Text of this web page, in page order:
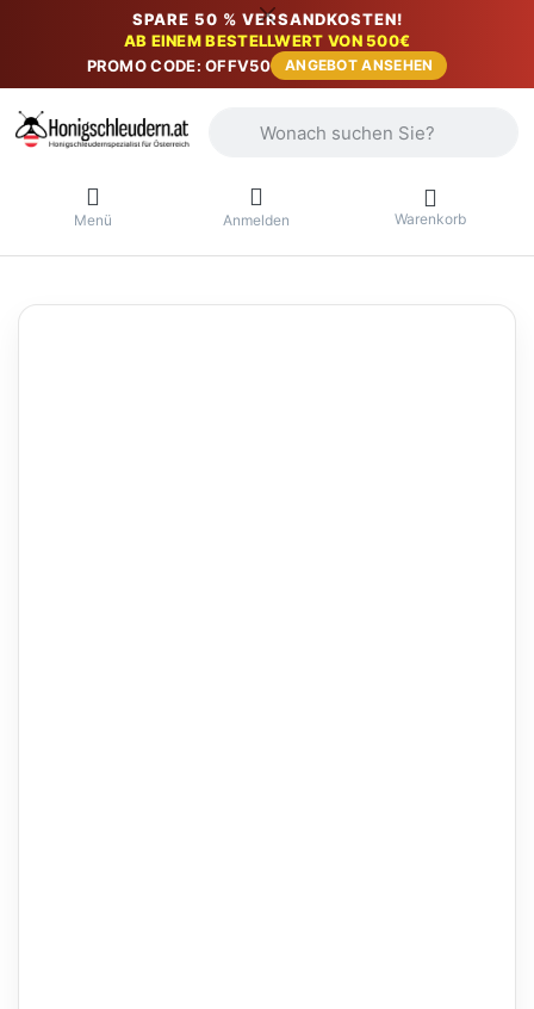
SPARE 50 % VERSANDKOSTEN!
AB EINEM BESTELLWERT VON 500€
PROMO CODE: OFFV50
ANGEBOT ANSEHEN
Menü Anmelden Warenkorb